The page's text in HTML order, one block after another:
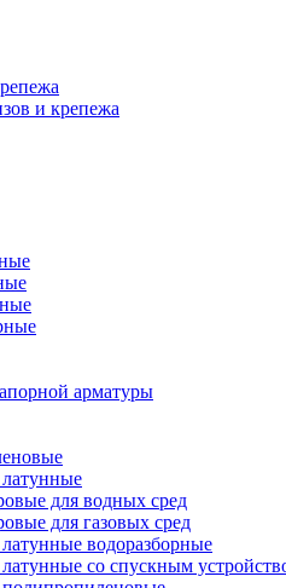
и крепежа
арматуры
для водных сред
для газовых сред
водоразборные
со спускным